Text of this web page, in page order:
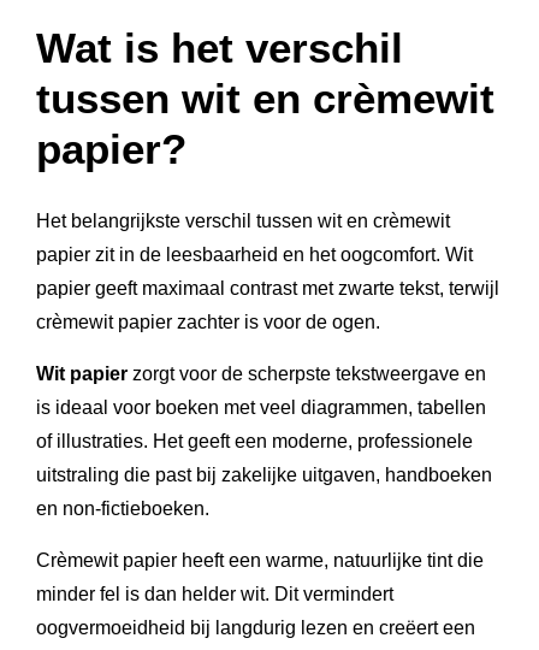
Wat is het verschil
tussen wit en crèmewit
papier?
Het belangrijkste verschil tussen wit en crèmewit
papier zit in de leesbaarheid en het oogcomfort. Wit
papier geeft maximaal contrast met zwarte tekst, terwijl
crèmewit papier zachter is voor de ogen.
Wit papier zorgt voor de scherpste tekstweergave en
is ideaal voor boeken met veel diagrammen, tabellen
of illustraties. Het geeft een moderne, professionele
uitstraling die past bij zakelijke uitgaven, handboeken
en non-fictieboeken.
Crèmewit papier heeft een warme, natuurlijke tint die
minder fel is dan helder wit. Dit vermindert
oogvermoeidheid bij langdurig lezen en creëert een